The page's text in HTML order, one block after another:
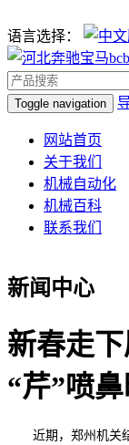
语言选择：
Toggle navigation
网站首页
关于我们
机械自动化
机械百科
联系我们
新闻中心
新春走
“芹”喷
近期，郑州机关结